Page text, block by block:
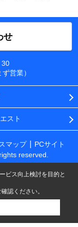
せ
30
営業）
スト
マップ
PCサイト
reserved.
ビス向上検討を目的と
認ください。